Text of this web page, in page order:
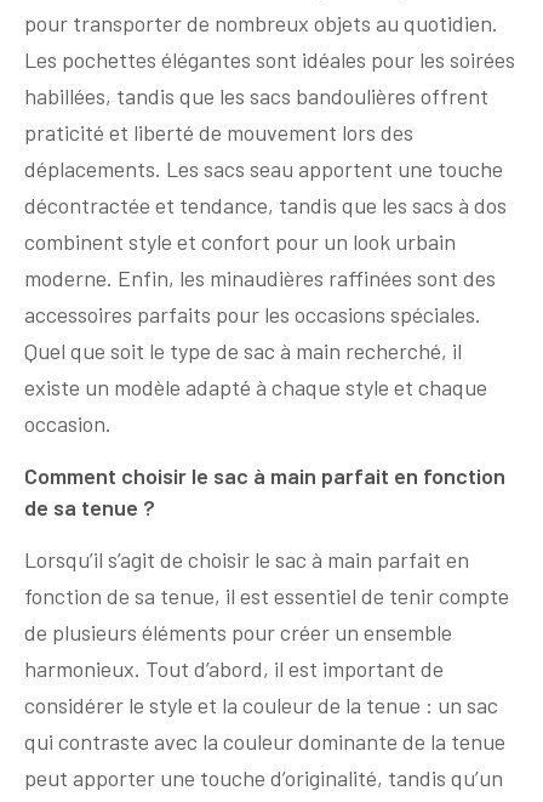
pour transporter de nombreux objets au quotidien.
Les pochettes élégantes sont idéales pour les soirées
habillées, tandis que les sacs bandoulières offrent
praticité et liberté de mouvement lors des
déplacements. Les sacs seau apportent une touche
décontractée et tendance, tandis que les sacs à dos
combinent style et confort pour un look urbain
moderne. Enfin, les minaudières raffinées sont des
accessoires parfaits pour les occasions spéciales.
Quel que soit le type de sac à main recherché, il
existe un modèle adapté à chaque style et chaque
occasion.
Comment choisir le sac à main parfait en fonction
de sa tenue ?
Lorsqu’il s’agit de choisir le sac à main parfait en
fonction de sa tenue, il est essentiel de tenir compte
de plusieurs éléments pour créer un ensemble
harmonieux. Tout d’abord, il est important de
considérer le style et la couleur de la tenue : un sac
qui contraste avec la couleur dominante de la tenue
peut apporter une touche d’originalité, tandis qu’un